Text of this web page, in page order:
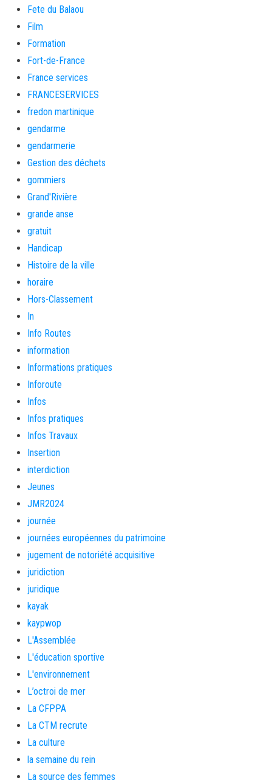
Fete du Balaou
Film
Formation
Fort-de-France
France services
FRANCESERVICES
fredon martinique
gendarme
gendarmerie
Gestion des déchets
gommiers
Grand'Rivière
grande anse
gratuit
Handicap
Histoire de la ville
horaire
Hors-Classement
In
Info Routes
information
Informations pratiques
Inforoute
Infos
Infos pratiques
Infos Travaux
Insertion
interdiction
Jeunes
JMR2024
journée
journées européennes du patrimoine
jugement de notoriété acquisitive
juridiction
juridique
kayak
kaypwop
L'Assemblée
L'éducation sportive
L'environnement
L’octroi de mer
La CFPPA
La CTM recrute
La culture
la semaine du rein
La source des femmes